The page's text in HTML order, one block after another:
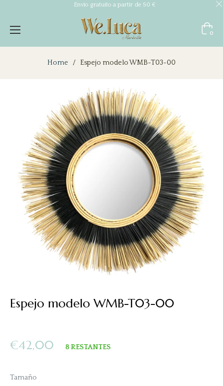
Envío gratuito a partir de 50 €
Carrito
0
Home / Espejo modelo WMB-T03-00
Espejo modelo WMB-T03-00
Precio
habitual
€42,00 8 RESTANTES
Tamaño